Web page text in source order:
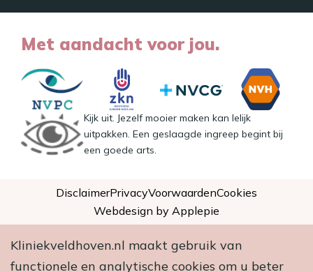
Met aandacht voor jou.
Kijk uit. Jezelf mooier maken kan lelijk
uitpakken. Een geslaagde ingreep begint bij
een goede arts.
DisclaimerPrivacyVoorwaardenCookies
Webdesign by Applepie
Kliniekveldhoven.nl maakt gebruik van
functionele en analytische cookies om u beter